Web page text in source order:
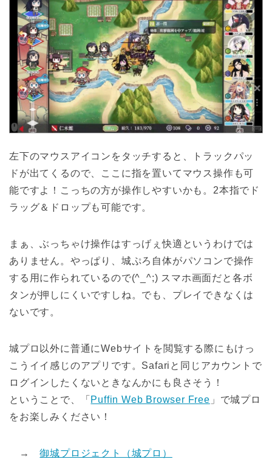
左下のマウスアイコンをタッチすると、トラックパッ
ドが出てくるので、ここに指を置いてマウス操作も可
能ですよ！こっちの方が操作しやすいかも。2本指でド
ラッグ＆ドロップも可能です。
まぁ、ぶっちゃけ操作はすっげぇ快適というわけでは
ありません。やっぱり、城ぷろ自体がパソコンで操作
する用に作られているので(^_^;) スマホ画面だと各ボ
タンが押しにくいですしね。でも、プレイできなくは
ないです。
城プロ以外に普通にWebサイトを閲覧する際にもけっ
こうイイ感じのアプリです。Safariと同じアカウントで
ログインしたくないときなんかにも良さそう！
ということで、「 Puffin Web Browser Free 」で城プロ
をお楽しみください！
→御城プロジェクト（城プロ）